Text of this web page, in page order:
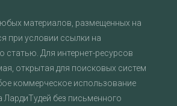
материалов, размещенных на
при условии ссылки на
статью. Для интернет-ресурсов
открытая для поисковых систем
коммерческое использование
ЛардиТудей без письменного